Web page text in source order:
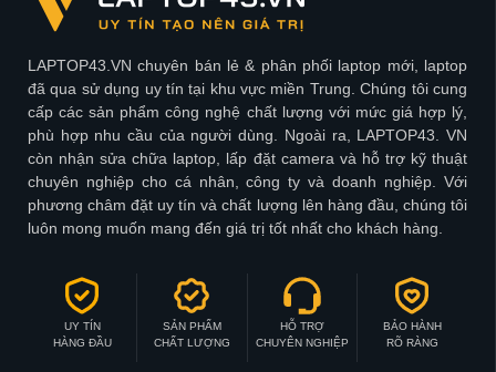
LAPTOP43.VN chuyên bán lẻ & phân phối laptop mới, laptop
đã qua sử dụng uy tín tại khu vực miền Trung. Chúng tôi cung
cấp các sản phẩm công nghệ chất lượng với mức giá hợp lý,
phù hợp nhu cầu của người dùng. Ngoài ra, LAPTOP43. VN
còn nhận sửa chữa laptop, lấp đặt camera và hỗ trợ kỹ thuật
chuyên nghiệp cho cá nhân, công ty và doanh nghiệp. Với
phương châm đặt uy tín và chất lượng lên hàng đầu, chúng tôi
luôn mong muốn mang đến giá trị tốt nhất cho khách hàng.
UY TÍN
HÀNG ĐẦU
SẢN PHẨM
CHẤT LƯỢNG
HỖ TRỢ
CHUYÊN NGHIỆP
BẢO HÀNH
RÕ RÀNG